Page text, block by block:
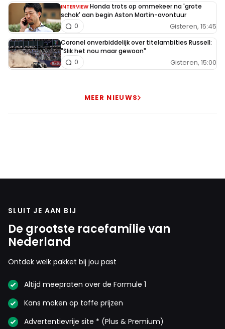
INTERVIEW Honda trots op ommekeer na 'grote
schok' aan begin Aston Martin-avontuur
Gisteren, 15:45
0
Coronel onverbiddelijk over titelambities Russell:
"Slik het nou maar gewoon"
Gisteren, 15:00
0
MEER NIEUWS
SLUIT JE AAN BIJ
De grootste racefamilie van
Nederland
Ontdek welk pakket bij jou past
Altijd meepraten over de Formule 1
Kans maken op toffe prijzen
Advertentievrije site * (Plus & Premium)